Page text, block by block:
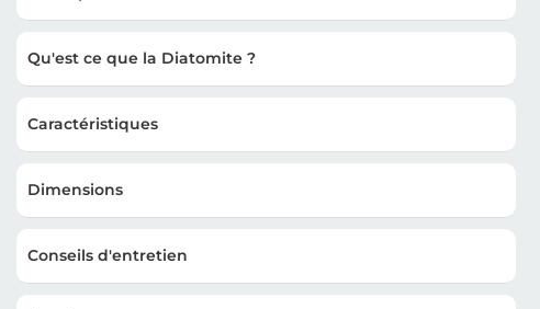
Qu'est ce que la Diatomite ?
Caractéristiques
Dimensions
Conseils d'entretien